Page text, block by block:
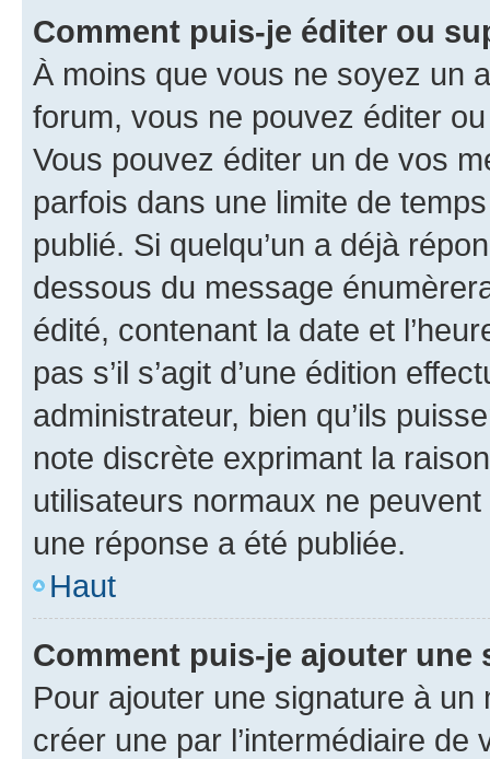
Comment puis-je éditer ou
À moins que vous ne soyez un
forum, vous ne pouvez éditer
Vous pouvez éditer un de vos
parfois dans une limite de
publié. Si quelqu’un a déjà
dessous du message
édité, contenant la date et
pas s’il s’agit d’une édition
administrateur, bien qu’ils
note discrète exprimant la
utilisateurs normaux ne
une réponse a été publiée.
Haut
Comment puis-je ajouter une
Pour ajouter une signature à un
créer une par l’intermédiaire